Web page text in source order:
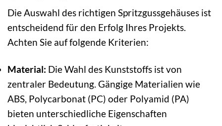
Die Auswahl des richtigen Spritzgussgehäuses ist
entscheidend für den Erfolg Ihres Projekts.
Achten Sie auf folgende Kriterien:
Material: Die Wahl des Kunststoffs ist von
zentraler Bedeutung. Gängige Materialien wie
ABS, Polycarbonat (PC) oder Polyamid (PA)
bieten unterschiedliche Eigenschaften